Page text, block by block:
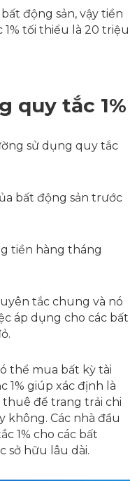
động sản, vậy tiền
tối thiểu là 20 triệu
quy tắc 1%
sử dụng quy tắc
bất động sản trước
tiền hàng tháng
tắc chung và nó
áp dụng cho các bất
thể mua bất kỳ tài
1% giúp xác định là
thuê để trang trải chi
không. Các nhà đầu
1% cho các bất
sở hữu lâu dài.